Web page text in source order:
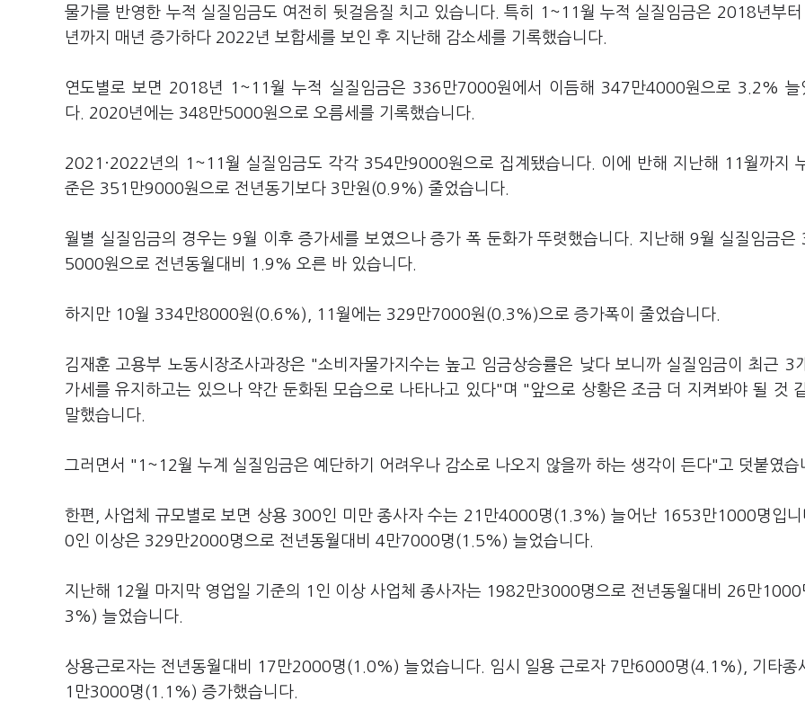
물가를 반영한 누적 실질임금도 여전히 뒷걸음질 치고 있습니다. 특히 1~11월 누적 실질임금은 2018년부
년까지 매년 증가하다 2022년 보합세를 보인 후 지난해 감소세를 기록했습니다.
연도별로 보면 2018년 1~11월 누적 실질임금은 336만7000원에서 이듬해 347만4000원으로 3.2% 늘
다. 2020년에는 348만5000원으로 오름세를 기록했습니다.
2021·2022년의 1~11월 실질임금도 각각 354만9000원으로 집계됐습니다. 이에 반해 지난해 11월까지
준은 351만9000원으로 전년동기보다 3만원(0.9%) 줄었습니다.
월별 실질임금의 경우는 9월 이후 증가세를 보였으나 증가 폭 둔화가 뚜렷했습니다. 지난해 9월 실질임금은
5000원으로 전년동월대비 1.9% 오른 바 있습니다.
하지만 10월 334만8000원(0.6%), 11월에는 329만7000원(0.3%)으로 증가폭이 줄었습니다.
김재훈 고용부 노동시장조사과장은 "소비자물가지수는 높고 임금상승률은 낮다 보니까 실질임금이 최근 3
가세를 유지하고는 있으나 약간 둔화된 모습으로 나타나고 있다"며 "앞으로 상황은 조금 더 지켜봐야 될 것
말했습니다.
그러면서 "1~12월 누계 실질임금은 예단하기 어려우나 감소로 나오지 않을까 하는 생각이 든다"고 덧붙였습
한편, 사업체 규모별로 보면 상용 300인 미만 종사자 수는 21만4000명(1.3%) 늘어난 1653만1000명입
0인 이상은 329만2000명으로 전년동월대비 4만7000명(1.5%) 늘었습니다.
지난해 12월 마지막 영업일 기준의 1인 이상 사업체 종사자는 1982만3000명으로 전년동월대비 26만
3%) 늘었습니다.
상용근로자는 전년동월대비 17만2000명(1.0%) 늘었습니다. 임시 일용 근로자 7만6000명(4.1%), 기타종
1만3000명(1.1%) 증가했습니다.